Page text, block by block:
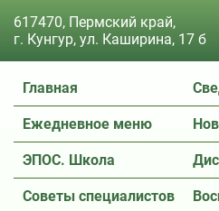
617470, Пермский край,
г. Кунгур, ул. Каширина, 17 б
Главная
Ежедневное меню
ЭПОС. Школа
Советы специалистов